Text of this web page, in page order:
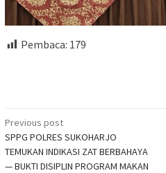
Pembaca: 179
Post
navigation
Previous post
SPPG POLRES SUKOHARJO
TEMUKAN INDIKASI ZAT BERBAHAYA
— BUKTI DISIPLIN PROGRAM MAKAN